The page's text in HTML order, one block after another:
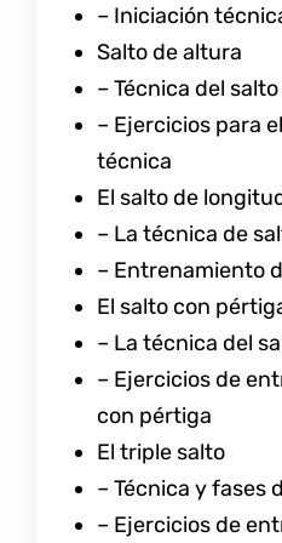
– Iniciación
Salto de altura
– Técnica del
– Ejercicios para
técnica
El salto de
– La técnica de
– Entrenamiento
El salto con
– La técnica del
– Ejercicios de
con pértiga
El triple salto
– Técnica y fases
– Ejercicios de